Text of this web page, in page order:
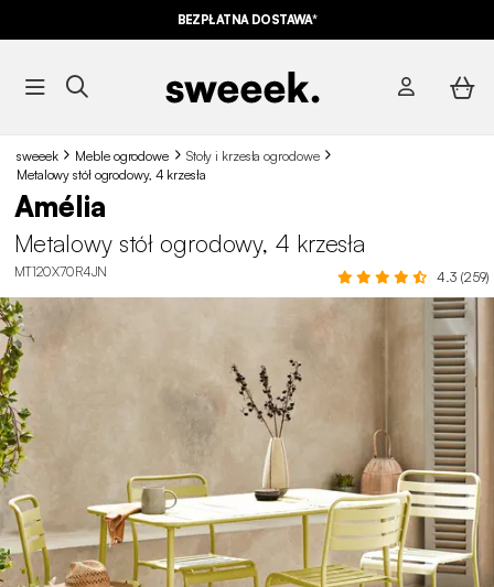
BEZPŁATNA DOSTAWA*
sweeek Meble ogrodowe
Stoły i krzesła ogrodowe
Metalowy stół ogrodowy, 4 krzesła
Amélia
Metalowy stół ogrodowy, 4 krzesła
MT120X70R4JN 4.3 (259)